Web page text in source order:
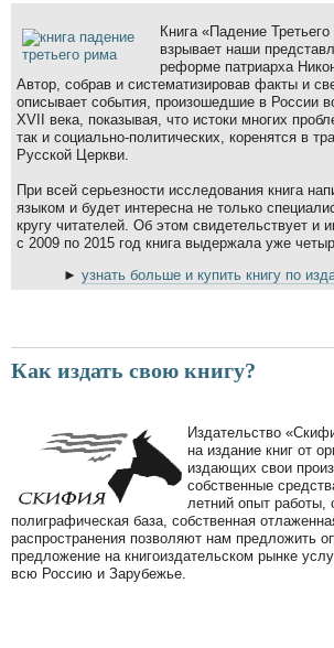
Книга «Падение
взрывает наши
реформе патриарха
Автор, собрав и систематизировав факты и
описывает события, произошедшие в России
XVII века, показывая, что истоки многих
так и социально-политических, коренятся в
Русской Церкви.
При всей серьезности исследования книга
языком и будет интересна не только
кругу читателей. Об этом свидетельствует и
с 2009 по 2015 год книга выдержала уже
► узнать больше и купить книгу по
Как издать свою книгу?
Издательство
на издание книг от
издающих свои
собственные
летний опыт работы,
полиграфическая база, собственная
распространения позволяют нам предложить
предложение на книгоиздательском рынке
всю Россию и Зарубежье.